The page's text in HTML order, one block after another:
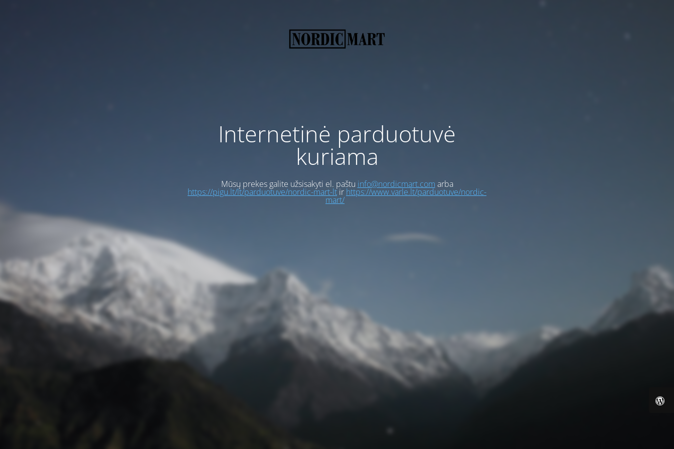
Internetinė parduotuvė
kuriama
Mūsų prekes galite užsisakyti el. paštu info@nordicmart.com arba
https://pigu.lt/lt/parduotuve/nordic-mart-ltir https://www.varle.lt/parduotuve/nordic-
mart/